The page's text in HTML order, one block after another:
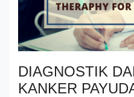
DIAGNOSTIK
KANKER